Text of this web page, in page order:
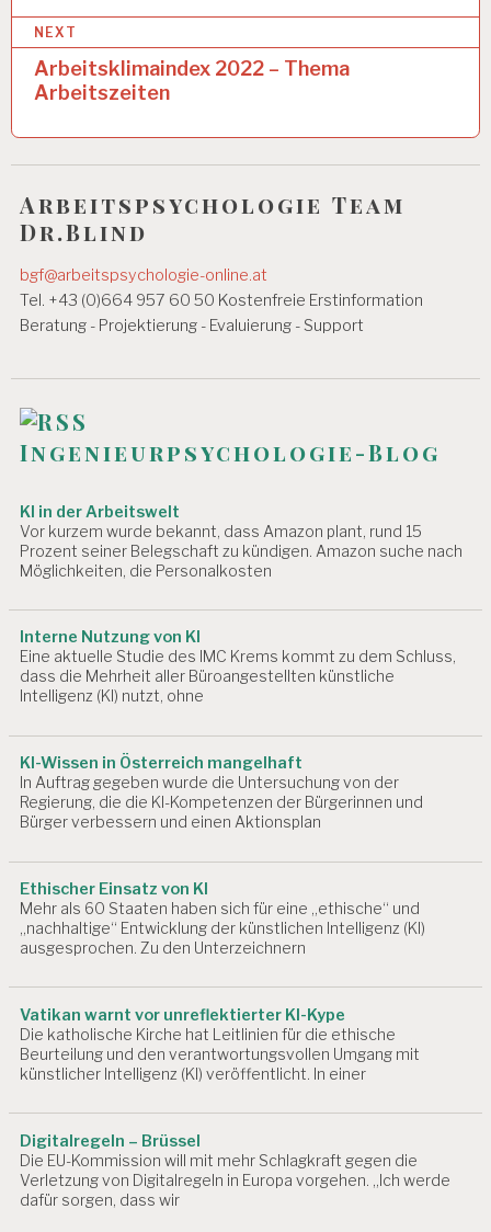
U
N
D
H
EI
A
B
EI
T
S
B
E
D
U
N
G
A
R
B
T
S
F
Ä
H
G
K
EI
T
R
B
EI
T
S
R
O
D
K
I
I
T
Ä
t
r
a
g
s
n
a
v
i
a
t
i
n
NEXT
Arbeitsklimaindex 2022 – Thema
Arbeitszeiten
Arbeitspsychologie Team
Dr.Blind
bgf@arbeitspsychologie-online.at
Tel. +43 (0)664 957 60 50 Kostenfreie Erstinformation
Beratung - Projektierung - Evaluierung - Support
Ingenieurpsychologie-Blog
KI in der Arbeitswelt
Vor kurzem wurde bekannt, dass Amazon plant, rund 15
Prozent seiner Belegschaft zu kündigen. Amazon suche nach
Möglichkeiten, die Personalkosten
Interne Nutzung von KI
Eine aktuelle Studie des IMC Krems kommt zu dem Schluss,
dass die Mehrheit aller Büroangestellten künstliche
Intelligenz (KI) nutzt, ohne
KI-Wissen in Österreich mangelhaft
In Auftrag gegeben wurde die Untersuchung von der
Regierung, die die KI-Kompetenzen der Bürgerinnen und
Bürger verbessern und einen Aktionsplan
Ethischer Einsatz von KI
Mehr als 60 Staaten haben sich für eine „ethische“ und
„nachhaltige“ Entwicklung der künstlichen Intelligenz (KI)
ausgesprochen. Zu den Unterzeichnern
Vatikan warnt vor unreflektierter KI-Kype
Die katholische Kirche hat Leitlinien für die ethische
Beurteilung und den verantwortungsvollen Umgang mit
künstlicher Intelligenz (KI) veröffentlicht. In einer
Digitalregeln – Brüssel
Die EU-Kommission will mit mehr Schlagkraft gegen die
Verletzung von Digitalregeln in Europa vorgehen. „Ich werde
dafür sorgen, dass wir